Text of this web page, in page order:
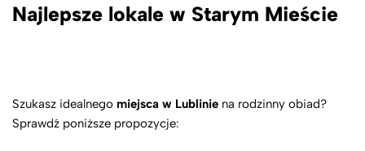
Najlepsze lokale w Starym Mieście
Szukasz idealnego miejsca w Lublinie na rodzinny obiad?
Sprawdź poniższe propozycje: